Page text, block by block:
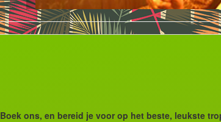
Boek ons, en bereid je voor op het beste, leukste